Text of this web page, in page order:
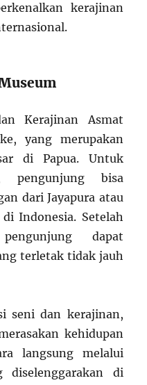
kerajinan
Kerajinan Asmat
yang merupakan
di Papua. Untuk
pengunjung bisa
dari Jayapura atau
Indonesia. Setelah
dapat
terletak tidak jauh
seni dan kerajinan,
kehidupan
langsung melalui
diselenggarakan di